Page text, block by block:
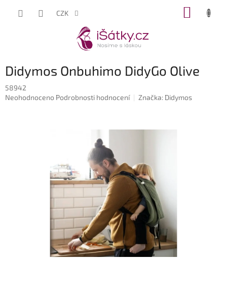
CZK
Didymos Onbuhimo DidyGo Olive
58942
Průměrné
Neohodnoceno Podrobnosti hodnocení Značka: Didymos